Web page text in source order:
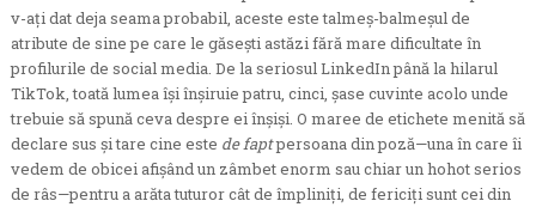
v-aţi dat deja seama probabil, aceste este talmeş-balmeşul de
atribute de sine pe care le găseşti astăzi fără mare dificultate în
profilurile de social media. De la seriosul LinkedIn până la hilarul
TikTok, toată lumea îşi înşiruie patru, cinci, şase cuvinte acolo unde
trebuie să spună ceva despre ei înşişi. O maree de etichete menită să
declare sus şi tare cine este de faptpersoana din poză—una în care îi
vedem de obicei afişând un zâmbet enorm sau chiar un hohot serios
de râs—pentru a arăta tuturor cât de împliniţi, de fericiţi sunt cei din